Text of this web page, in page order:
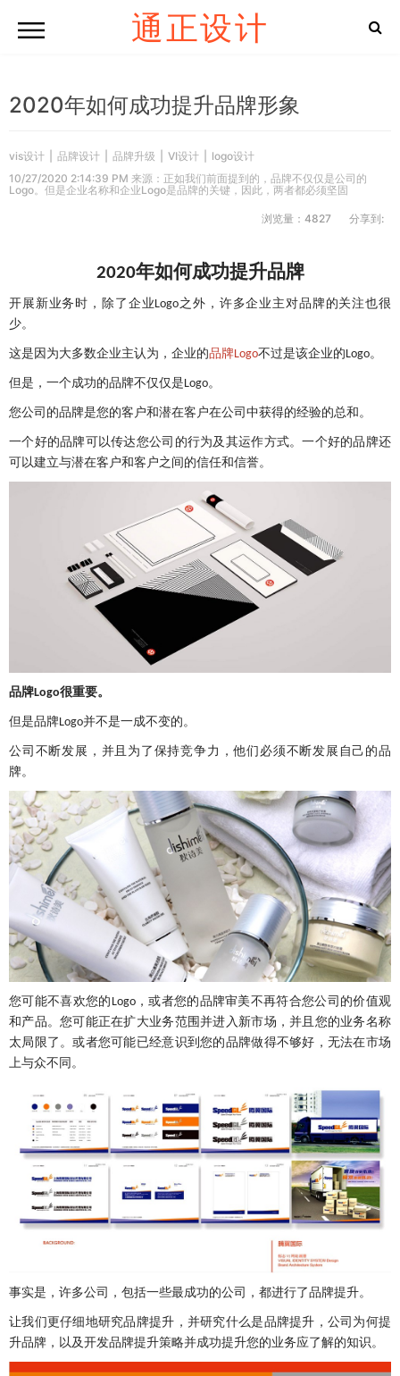
通正设计
2020年如何成功提升品牌形象
vis设计 品牌设计 品牌升级 VI设计
logo设计
10/27/2020 2:14:39 PM 来源：正如我们前面提到的，品牌不仅仅是公司的
Logo。但是企业名称和企业Logo是品牌的关键，因此，两者都必须坚固
浏览量：4827 分享到:
2020年如何成功提升品牌
开展新业务时，除了企业Logo之外，许多企业主对品牌的关注也很
少。
这是因为大多数企业主认为，企业的品牌Logo不过是该企业的Logo。
但是，一个成功的品牌不仅仅是Logo。
您公司的品牌是您的客户和潜在客户在公司中获得的经验的总和。
一个好的品牌可以传达您公司的行为及其运作方式。一个好的品牌还
可以建立与潜在客户和客户之间的信任和信誉。
品牌Logo很重要。
但是品牌Logo并不是一成不变的。
公司不断发展，并且为了保持竞争力，他们必须不断发展自己的品
牌。
您可能不喜欢您的 Logo，或者您的品牌审美不再符合您公司的价值观
和产品。您可能正在扩大业务范围并进入新市场，并且您的业务名称
太局限了。或者您可能已经意识到您的品牌做得不够好，无法在市场
上与众不同。
事实是，许多公司，包括一些最成功的公司，都进行了品牌提升。
让我们更仔细地研究品牌提升，并研究什么是品牌提升，公司为何提
升品牌，以及开发品牌提升策略并成功提升您的业务应了解的知识。